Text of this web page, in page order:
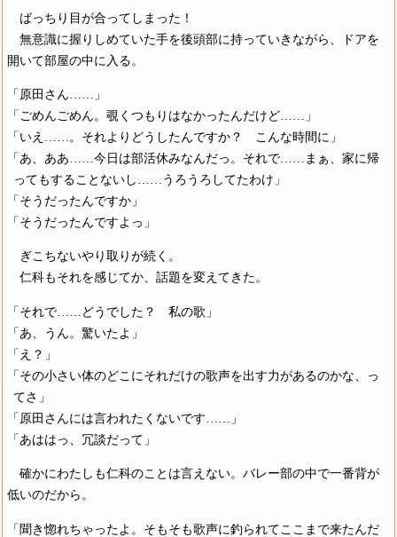
ばっちり目が合ってしまった！
無意識に握りしめていた手を後頭部に持っていきながら、ドアを
開いて部屋の中に入る。
「原田さん……」
「ごめんごめん。覗くつもりはなかったんだけど……」
「いえ……。それよりどうしたんですか？ こんな時間に」
「あ、ああ……今日は部活休みなんだっ。それで……まぁ、家に帰
ってもすることないし……うろうろしてたわけ」
「そうだったんですか」
「そうだったんですよっ」
ぎこちないやり取りが続く。
仁科もそれを感じてか、話題を変えてきた。
「それで……どうでした？ 私の歌」
「あ、うん。驚いたよ」
「え？」
「その小さい体のどこにそれだけの歌声を出す力があるのかな、っ
てさ」
「原田さんには言われたくないです……」
「あははっ、冗談だって」
確かにわたしも仁科のことは言えない。バレー部の中で一番背が
低いのだから。
「聞き惚れちゃったよ。そもそも歌声に釣られてここまで来たんだ